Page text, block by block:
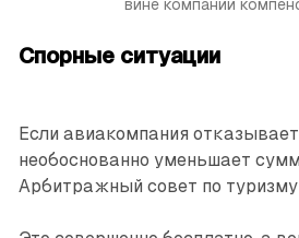
вине компании
Спорные ситуации
Если авиакомпания
необоснованно уменьшает
Арбитражный совет по туризму